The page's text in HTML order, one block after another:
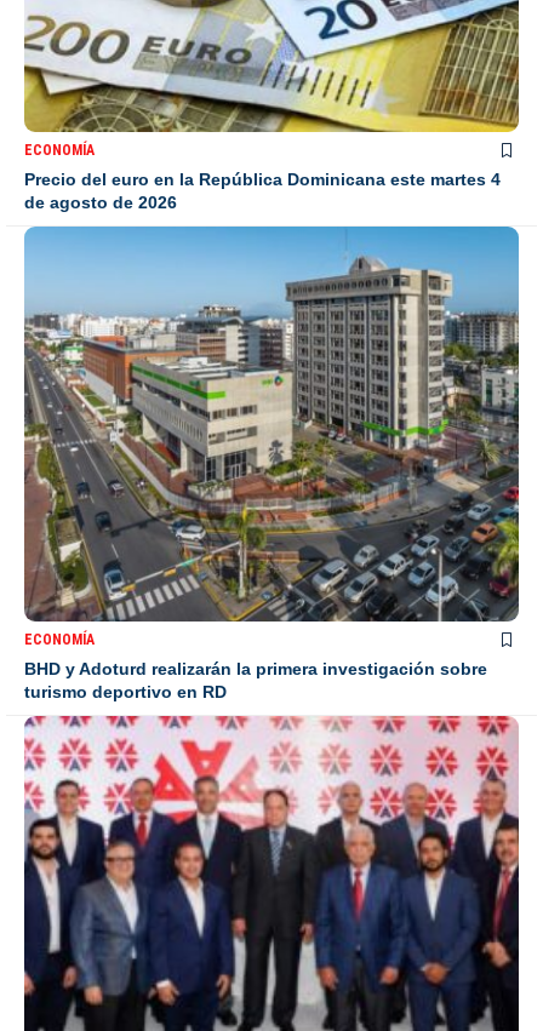
ECONOMÍA
Precio del euro en la República Dominicana este martes 4
de agosto de 2026
ECONOMÍA
BHD y Adoturd realizarán la primera investigación sobre
turismo deportivo en RD